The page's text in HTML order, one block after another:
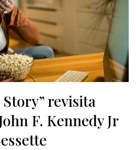
Story” revisita
F. Kennedy Jr